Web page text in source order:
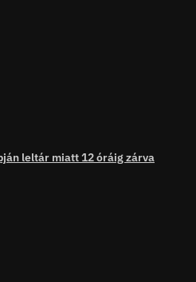
leltár miatt 12 óráig zárva